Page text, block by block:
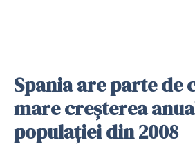
Spania are parte de
mare creșterea
populației din 2008